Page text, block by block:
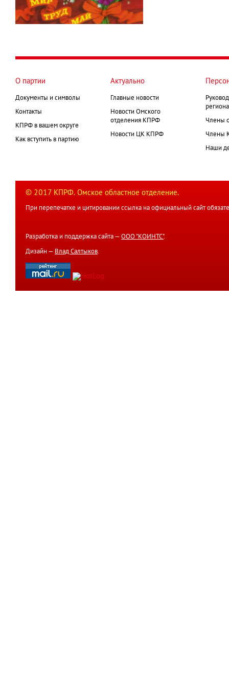
О партии
Документы и символы
Контакты
КПРФ в вашем округе
Как вступить в партию
Актуально
Главные новости
Новости Омского
отделения КПРФ
Новости ЦК КПРФ
Члены
Члены
Наши
© 2017 КПРФ. Омское областное отделение.
При перепечатке и цитировании ссылка на официальный сайт
Разработка и поддержка сайта — ООО "КОИНТС".
Дизайн — Влад Салтыков.